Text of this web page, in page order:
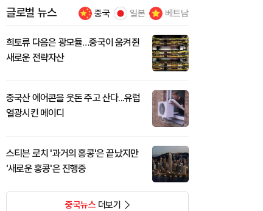
글로벌 뉴스 중국 일본 베트남
희토류 다음은 광모듈…중국이 움켜쥔
새로운 전략자산
중국산 에어콘을 웃돈 주고 산다...유럽
열광시킨 메이디
스티븐 로치 '과거의 홍콩'은 끝났지만
'새로운 홍콩'은 진행중
중국뉴스더보기